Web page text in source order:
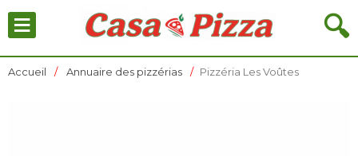
🔍
≡
Accueil Annuaire des pizzérias Pizzéria Les Voûtes